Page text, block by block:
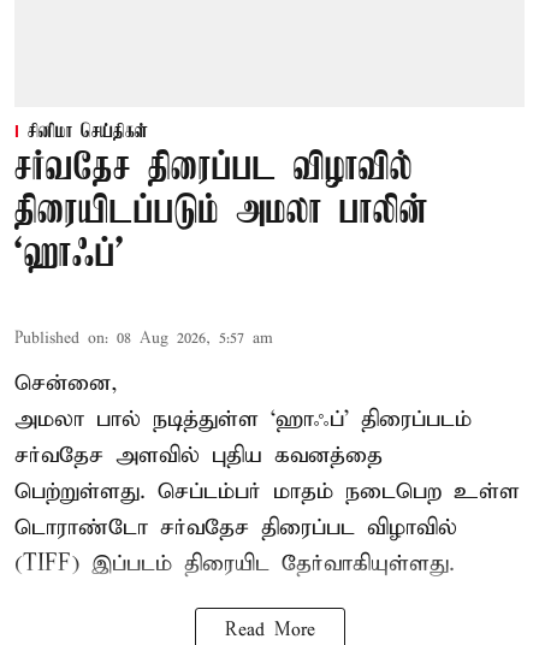
சினிமா செய்திகள்
சர்வதேச திரைப்பட விழாவில்
திரையிடப்படும் அமலா பாலின்
‘ஹாஃப்’
Published on: 08 Aug 2026, 5:57 am
சென்னை,
அமலா பால் நடித்துள்ள ‘ஹாஃப்’ திரைப்படம்
சர்வதேச அளவில் புதிய கவனத்தை
பெற்றுள்ளது. செப்டம்பர் மாதம் நடைபெற உள்ள
டொராண்டோ சர்வதேச திரைப்பட விழாவில்
(TIFF) இப்படம் திரையிட தேர்வாகியுள்ளது.
Read More